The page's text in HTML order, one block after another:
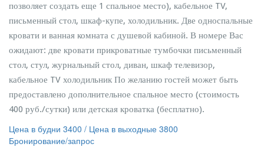
позволяет создать еще 1 спальное место), кабельное TV,
письменный стол, шкаф-купе, холодильник. Две односпальные
кровати и ванная комната с душевой кабиной. В номере Вас
ожидают: две кровати прикроватные тумбочки письменный
стол, стул, журнальный стол, диван, шкаф телевизор,
кабельное TV холодильник По желанию гостей может быть
предоставлено дополнительное спальное место (стоимость
400 руб./сутки) или детская кроватка (бесплатно).
Цена в будни 3400 / Цена в выходные 3800
Бронирование/запрос